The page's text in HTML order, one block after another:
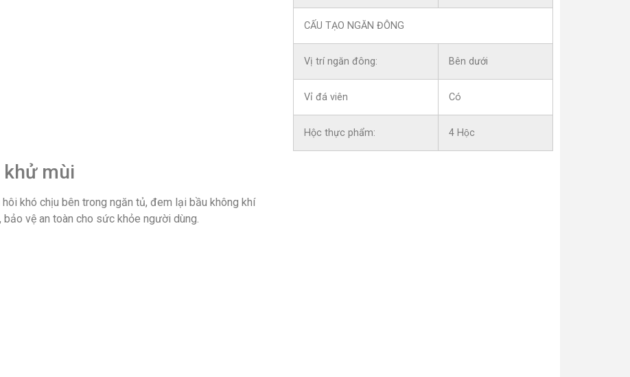
khử mùi
khó chịu bên trong ngăn tủ, đem lại bầu không khí
vệ an toàn cho sức khỏe người dùng.
CẤU TẠO NGĂN ĐÔNG
Vị trí ngăn đông: Bên dưới
Vỉ đá viên Có
Hộc thực phẩm: 4 Hộc